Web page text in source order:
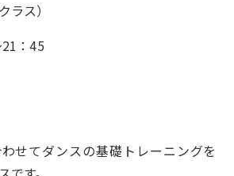
ラス）
：45
せてダンスの基礎トレーニングを